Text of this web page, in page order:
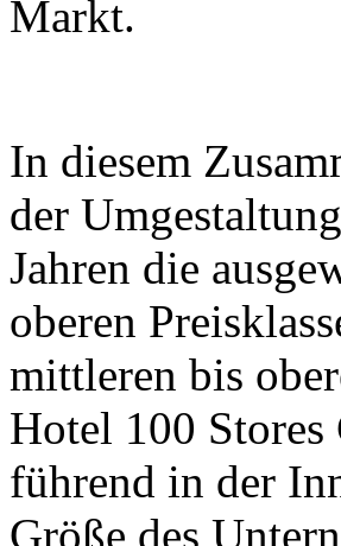
Markt.
In diesem
der
Jahren die
oberen
mittleren bis
Hotel 100
führend in der
Größe des